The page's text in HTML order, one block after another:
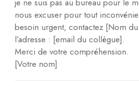
nous excuser pour tout
besoin urgent, contactez [Nom
l’adresse : [email du collègue].
Merci de votre compréhension.
[Votre nom]